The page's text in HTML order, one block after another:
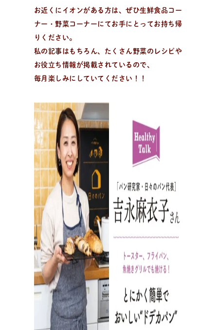
ピ検 索
パンが作りたい！
種類、作り方/シーン、材料から検索できる、簡単なパ
ンやおやつのレシピをご紹介。
お近くにイオンがある方は、ぜひ生鮮食品コー
ナー・野菜コーナーにてお手にとってお持ち帰
りください。
私の記事はもちろん、たくさん野菜のレシピや
お役立ち情報が掲載されているので、
毎月楽しみにしていてください！！